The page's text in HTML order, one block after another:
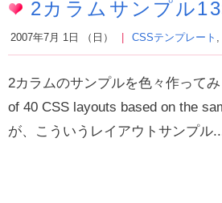
2カラムサンプル
2007年7月 1日 （日） CSSテンプレート ,
2カラムのサンプルを色々作って
of 40 CSS layouts based on the
が、こういうレイアウトサンプル